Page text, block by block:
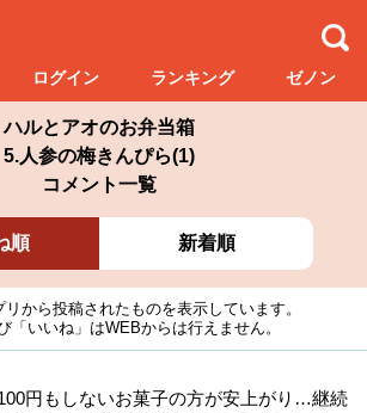
ログイン ランキング ゼノン
ハルとアオのお弁当箱
5.人参の梅きんぴら(1)
コメント一覧
順 新着順
リから投稿されたものを表示しています。
「いいね」はWEBからは行えません。
円もしないお菓子の方が安上がり…継続